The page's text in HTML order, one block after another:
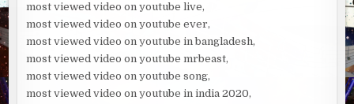
most viewed video on youtube live,
most viewed video on youtube ever,
most viewed video on youtube in bangladesh,
most viewed video on youtube mrbeast,
most viewed video on youtube song,
most viewed video on youtube in india 2020,